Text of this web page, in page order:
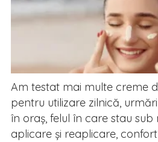
Am testat mai multe creme
pentru utilizare zilnică,
în oraș, felul în care stau sub
aplicare și reaplicare,